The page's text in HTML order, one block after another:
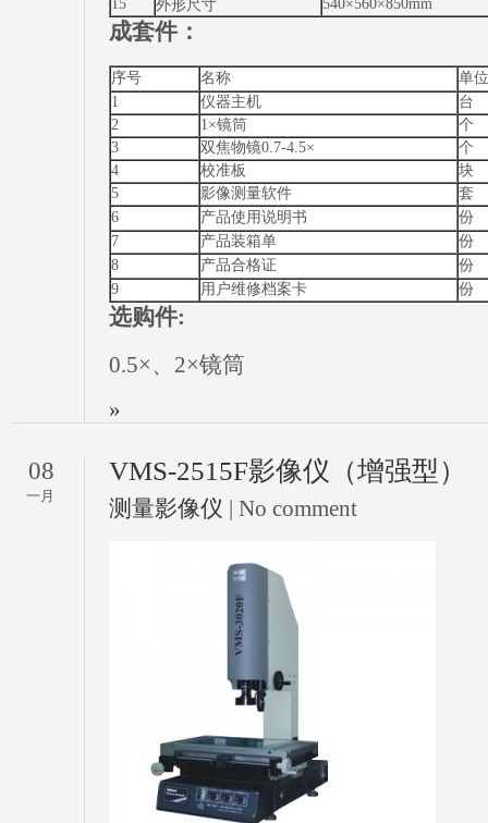
15
外形尺寸 540×560×850mm
成套件：
序号 名称
单位
1
仪器主机
台
2
1×镜筒
个
3
双焦物镜0.7-4.5×
个
4
校准板
块
5
影像测量软件
套
6
产品使用说明书
份
7
产品装箱单
份
8
产品合格证
份
9
用户维修档案卡 份
选购件:
0.5×、2×镜筒
»
08
一月
VMS-2515F影像仪（增强型）
测量影像仪 | No comment